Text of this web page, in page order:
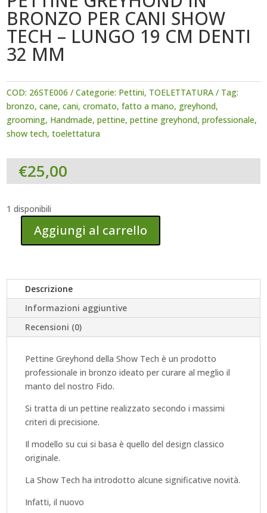
BRONZO PER CANI SHOW
TECH – LUNGO 19 CM DENTI
32 MM
COD: 26STE006 Categorie: Pettini, TOELETTATURA
Tag:
bronzo,cane,cani,cromato,fatto a mano, greyhond,
grooming, Handmade,pettine,pettine greyhond,professionale,
show tech,toelettatura
€25,00
1 disponibili
PETTINE
IN
BRONZO
PER
CANI
SHOW
Aggiungi al carrello
Descrizione
Informazioni aggiuntive
Recensioni (0)
Pettine Greyhond della Show Tech è un prodotto
professionale in bronzo ideato per curare al meglio il
manto del nostro Fido.
Si tratta di un pettine realizzato secondo i massimi
criteri di precisione.
Il modello su cui si basa è quello del design classico
originale.
La Show Tech ha introdotto alcune significative novità.
Infatti, il nuovo